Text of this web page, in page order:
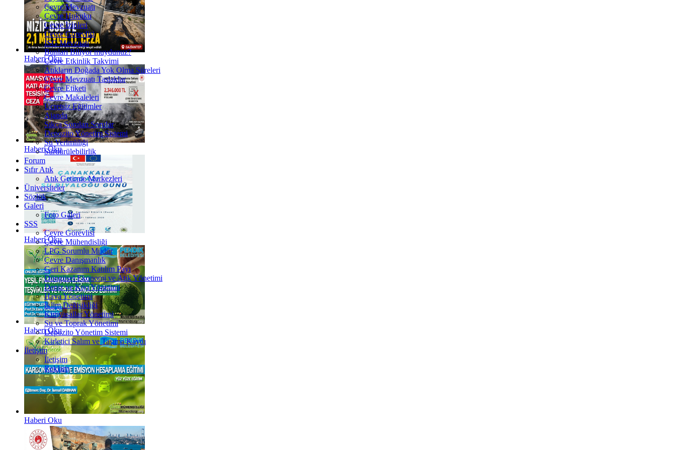
Haberi Oku
Haberi Oku
Haberi Oku
Haberi Oku
Haberi Oku
Çevre Mevzuatı
Çevre Hukuku
Çevre İzinleri
Çevre Görevlisi
İSG Mevzuatı
Bunları Biliyor muydunuz?
Çevre Etkinlik Takvimi
Atıkların Doğada Yok Olma Süreleri
Çevre Mevzuatı Taslaklar
Çevre Etiketi
Çevre Makaleleri
Ücretsiz Eğitimler
Ajanda
Sıkça Sorulan Sorular
Depozito Yönetim Sistemi
Su Verimliliği
Sürdürülebilirlik
Forum
Sıfır Atık
Atık Getirme Merkezleri
Üniversiteler
Sözlük
Galeri
Foto Galeri
SSS
Çevre Görevlisi
Çevre Mühendisliği
LPG Sorumlu Müdür
Çevre Danışmanlık
Geri Kazanım Katılım Payı
Döngüsel Ekonomi ve Atık Yönetimi
Deniz ve Kıyı Yönetimi
Hava Yönetimi
İklim Değişikliği
Kimyasallar Yönetimi
Su ve Toprak Yönetimi
Depozito Yönetim Sistemi
Kirletici Salım ve Taşıma Kaydı
İletişim
İletişim
Reklam